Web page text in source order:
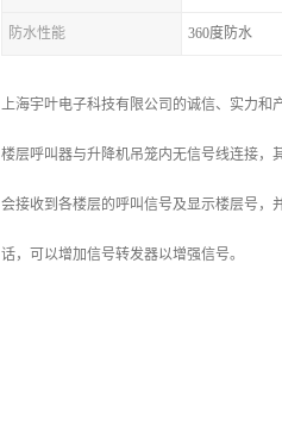
防水性能 360度防水
上海宇叶电子科技有限公司的诚信、实力和
楼层呼叫器与升降机吊笼内无信号线连接，
会接收到各楼层的呼叫信号及显示楼层号，
话，可以增加信号转发器以增强信号。